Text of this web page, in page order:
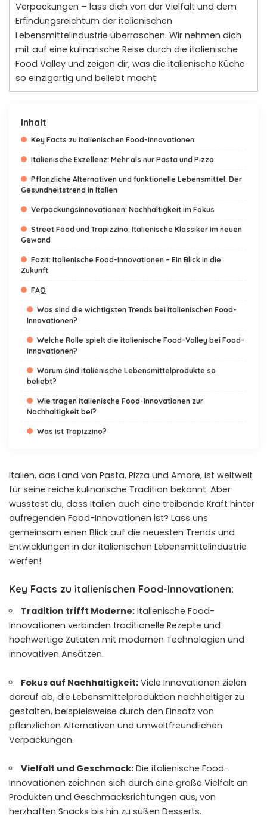
Verpackungen – lass dich von der Vielfalt und dem
Erfindungsreichtum der italienischen
Lebensmittelindustrie überraschen. Wir nehmen dich
mit auf eine kulinarische Reise durch die italienische
Food Valley und zeigen dir, was die italienische Küche
so einzigartig und beliebt macht.
Inhalt
Key Facts zu italienischen Food-Innovationen:
Italienische Exzellenz: Mehr als nur Pasta und Pizza
Pflanzliche Alternativen und funktionelle Lebensmittel: Der
Gesundheitstrend in Italien
Verpackungsinnovationen: Nachhaltigkeit im Fokus
Street Food und Trapizzino: Italienische Klassiker im neuen
Gewand
Fazit: Italienische Food-Innovationen – Ein Blick in die
Zukunft
FAQ
Was sind die wichtigsten Trends bei italienischen Food-
Innovationen?
Welche Rolle spielt die italienische Food-Valley bei Food-
Innovationen?
Warum sind italienische Lebensmittelprodukte so
beliebt?
Wie tragen italienische Food-Innovationen zur
Nachhaltigkeit bei?
Was ist Trapizzino?
Italien, das Land von Pasta, Pizza und Amore, ist weltweit
für seine reiche kulinarische Tradition bekannt. Aber
wusstest du, dass Italien auch eine treibende Kraft hinter
aufregenden Food-Innovationen ist? Lass uns
gemeinsam einen Blick auf die neuesten Trends und
Entwicklungen in der italienischen Lebensmittelindustrie
werfen!
Key Facts zu italienischen Food-Innovationen:
Tradition trifft Moderne: Italienische Food-
Innovationen verbinden traditionelle Rezepte und
hochwertige Zutaten mit modernen Technologien und
innovativen Ansätzen.
Fokus auf Nachhaltigkeit: Viele Innovationen zielen
darauf ab, die Lebensmittelproduktion nachhaltiger zu
gestalten, beispielsweise durch den Einsatz von
pflanzlichen Alternativen und umweltfreundlichen
Verpackungen.
Vielfalt und Geschmack: Die italienische Food-
Innovationen zeichnen sich durch eine große Vielfalt an
Produkten und Geschmacksrichtungen aus, von
herzhaften Snacks bis hin zu süßen Desserts.